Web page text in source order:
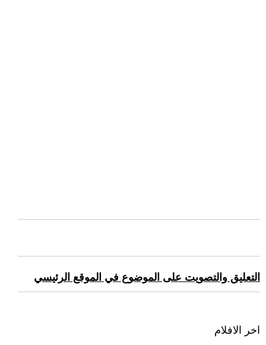
التعليق والتصويت على الموضوع في الموقع الرئيسي
اخر الافلام